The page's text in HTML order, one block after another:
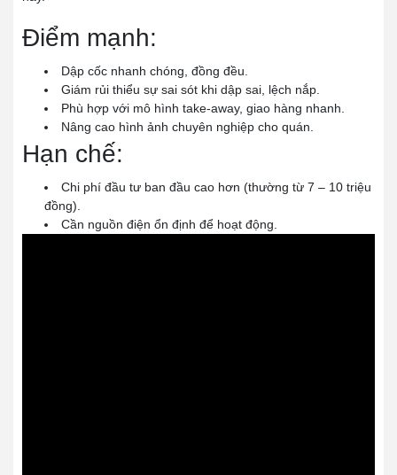
Điểm mạnh:
Dập cốc nhanh chóng, đồng đều.
Giám rủi thiểu sự sai sót khi dập sai, lệch nắp.
Phù hợp với mô hình take-away, giao hàng nhanh.
Nâng cao hình ảnh chuyên nghiệp cho quán.
Hạn chế:
Chi phí đầu tư ban đầu cao hơn (thường từ 7 – 10 triệu
đồng).
Cần nguồn điện ổn định để hoạt động.